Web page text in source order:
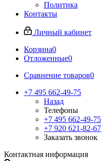
Политика
Контакты
Личный кабинет
Корзина0
Отложенные0
Сравнение товаров0
+7 495 662-49-75
Назад
Телефоны
+7 495 662-49-75
+7 920 621-82-67
Заказать звонок
Контактная информация